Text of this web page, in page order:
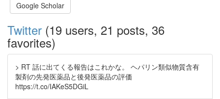
Google Scholar
Twitter (19 users, 21 posts, 36
favorites)
> RT 話に出てくる報告はこれかな。 ヘパリン類似物質含有
製剤の先発医薬品と後発医薬品の評価
https://t.co/IAKeS5DGiL